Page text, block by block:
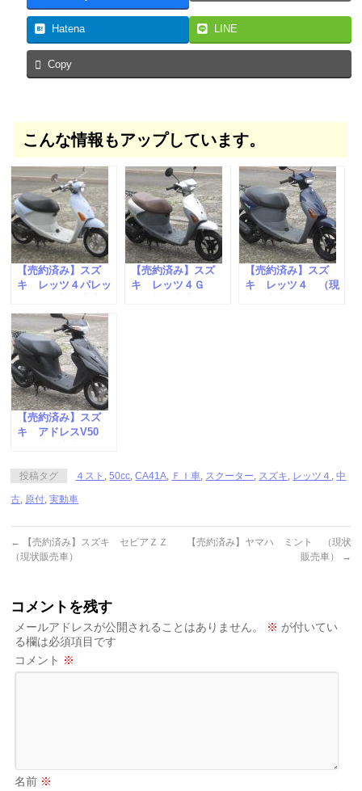
Hatena LINE
Copy
こんな情報もアップしています。
【売約済み】スズ
キ レッツ４パレッ
【売約済み】スズ
キ レッツ４Ｇ
【売約済み】スズ
キ レッツ４ （現
【売約済み】スズ
キ アドレスV50
投稿タグ ４スト ,50cc,CA41A, ＦＩ車, スクーター, スズキ, レッツ４ ,中
古, 原付,実動車
←
【売約済み】スズキ セピアＺＺ
（現状販売車）
【売約済み】ヤマハ ミント （現状
販売車）
→
コメントを残す
メールアドレスが公開されることはありません。 ※ が付いてい
る欄は必須項目です
コメント ※
名前 ※